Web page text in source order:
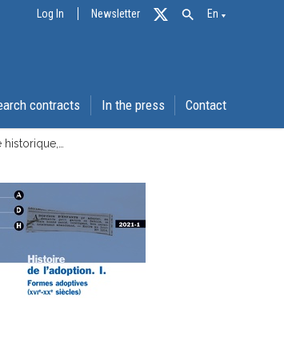
Log In Newsletter En
contracts In the press Contact